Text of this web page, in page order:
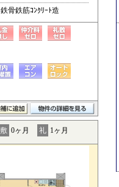
鉄骨鉄筋ｺﾝｸﾘｰﾄ造
敷 0ヶ月 礼 1ヶ月